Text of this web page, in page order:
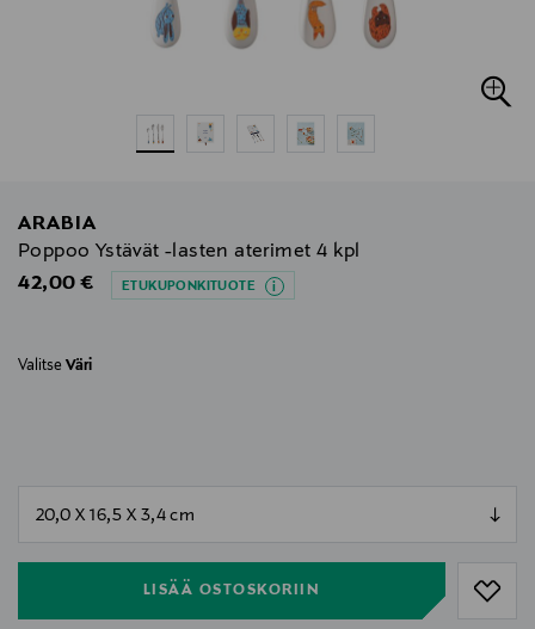
ARABIA
Poppoo Ystävät -lasten aterimet 4 kpl
Original Price
42,00 € ETUKUPONKITUOTE
Valitse Väri
LISÄÄ OSTOSKORIIN